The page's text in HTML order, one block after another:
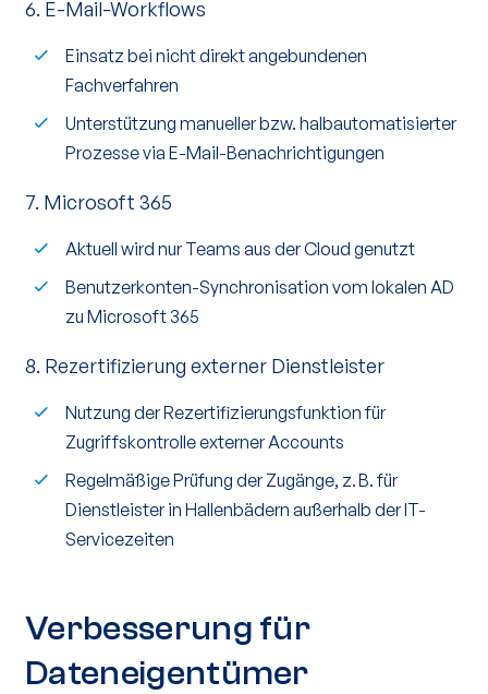
6. E-Mail-Workflows
Einsatz bei nicht direkt angebundenen
Fachverfahren
Unterstützung manueller bzw. halbautomatisierter
Prozesse via E-Mail-Benachrichtigungen
7. Microsoft 365
Aktuell wird nur Teams aus der Cloud genutzt
Benutzerkonten-Synchronisation vom lokalen AD
zu Microsoft 365
8. Rezertifizierung externer Dienstleister
Nutzung der Rezertifizierungsfunktion für
Zugriffskontrolle externer Accounts
Regelmäßige Prüfung der Zugänge, z. B. für
Dienstleister in Hallenbädern außerhalb der IT-
Servicezeiten
Verbesserung für
Dateneigentümer